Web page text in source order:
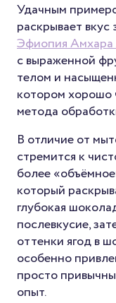
Удачным
раскрывает вкус
Эфиопия
с выраженной
телом и
котором хорошо
метода
В отличие от
стремится к
более
который
глубокая
послевкусие,
оттенки ягод в
особенно
просто
опыт.